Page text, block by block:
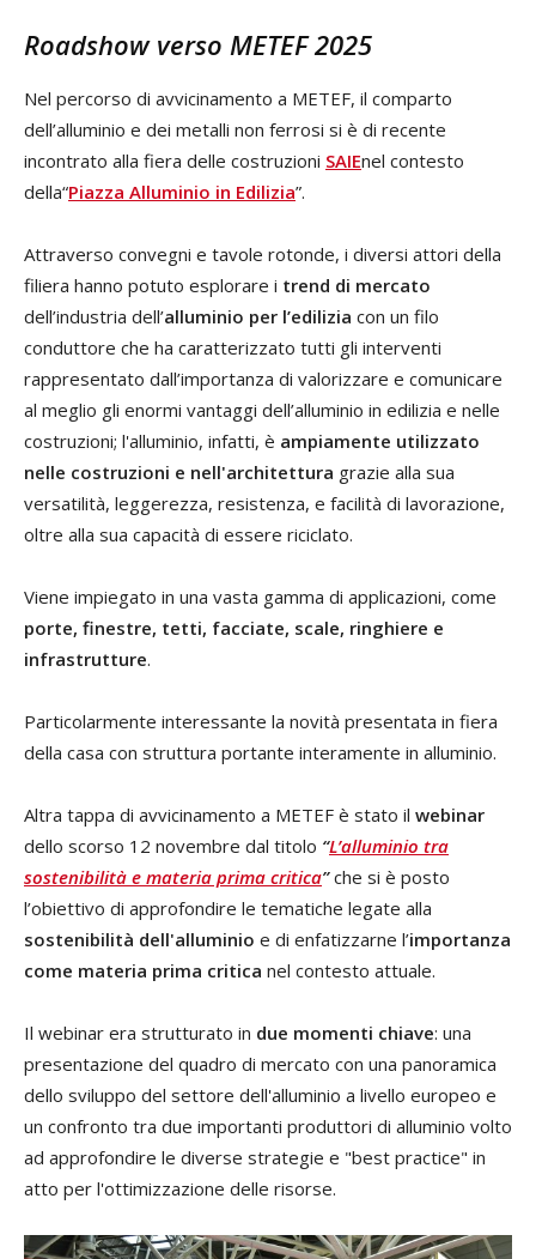
Roadshow verso METEF 2025
Nel percorso di avvicinamento a METEF, il comparto
dell’alluminio e dei metalli non ferrosi si è di recente
incontrato alla fiera delle costruzioni SAIEnel contesto
della“Piazza Alluminio in Edilizia”.
Attraverso convegni e tavole rotonde, i diversi attori della
filiera hanno potuto esplorare i trend di mercato
dell’industria dell’alluminio per l’edilizia con un filo
conduttore che ha caratterizzato tutti gli interventi
rappresentato dall’importanza di valorizzare e comunicare
al meglio gli enormi vantaggi dell’alluminio in edilizia e nelle
costruzioni; l'alluminio, infatti, è ampiamente utilizzato
nelle costruzioni e nell'architettura grazie alla sua
versatilità, leggerezza, resistenza, e facilità di lavorazione,
oltre alla sua capacità di essere riciclato.
Viene impiegato in una vasta gamma di applicazioni, come
porte, finestre, tetti, facciate, scale, ringhiere e
infrastrutture.
Particolarmente interessante la novità presentata in fiera
della casa con struttura portante interamente in alluminio.
Altra tappa di avvicinamento a METEF è stato il webinar
dello scorso 12 novembre dal titolo “L’alluminio tra
sostenibilità e materia prima critica”che si è posto
l’obiettivo di approfondire le tematiche legate alla
sostenibilità dell'alluminio e di enfatizzarne l’importanza
come materia prima critica nel contesto attuale.
Il webinar era strutturato in due momenti chiave: una
presentazione del quadro di mercato con una panoramica
dello sviluppo del settore dell'alluminio a livello europeo e
un confronto tra due importanti produttori di alluminio volto
ad approfondire le diverse strategie e "best practice" in
atto per l'ottimizzazione delle risorse.